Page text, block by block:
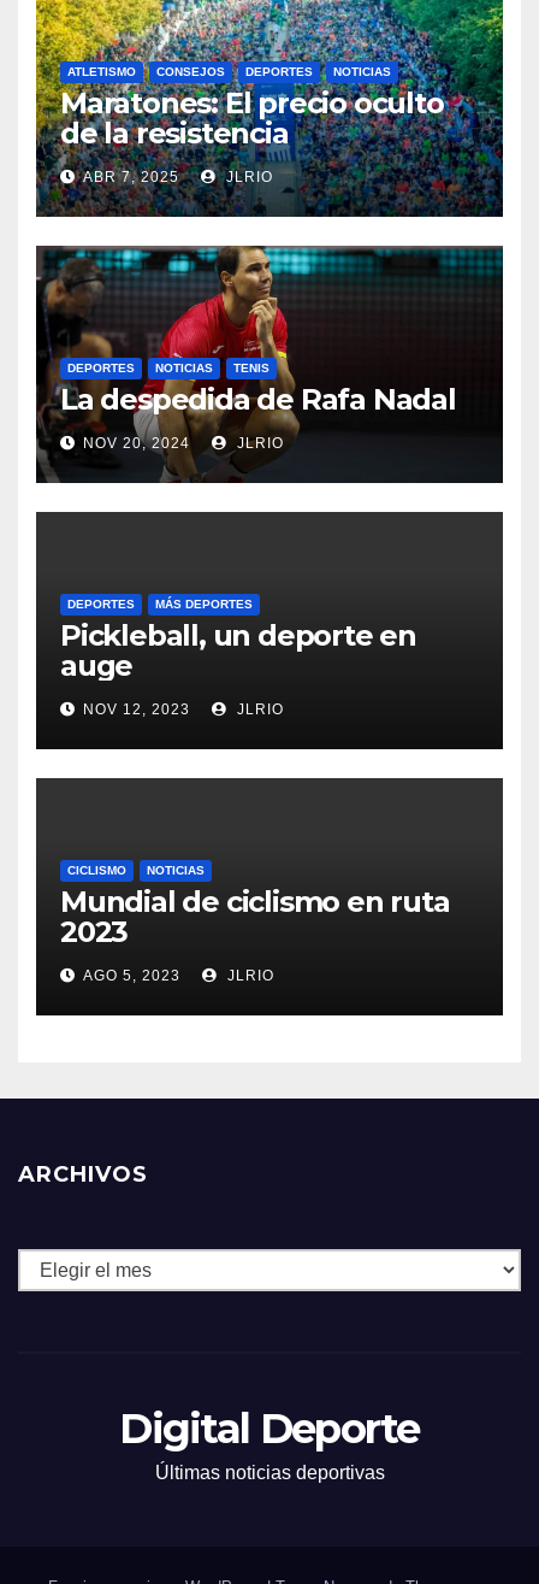
ATLETISMO CONSEJOS DEPORTES NOTICIAS
Maratones: El precio oculto
de la resistencia
ABR 7, 2025 JLRIO
DEPORTES NOTICIAS TENIS
La despedida de Rafa Nadal
NOV 20, 2024 JLRIO
DEPORTES MÁS DEPORTES
Pickleball, un deporte en
auge
NOV 12, 2023 JLRIO
CICLISMO NOTICIAS
Mundial de ciclismo en ruta
2023
AGO 5, 2023 JLRIO
ARCHIVOS
Archivos
Digital Deporte
Últimas noticias deportivas